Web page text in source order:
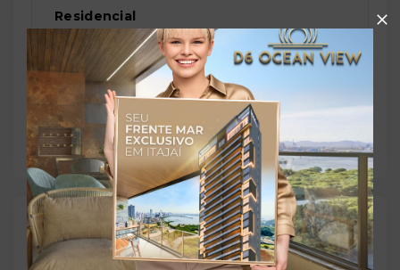
Residencial
Situação:
Usado
Localização
Rua Caruaru, 130 - Vila Vista Alegre -